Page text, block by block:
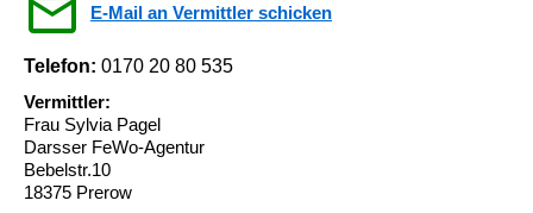
E-Mail an Vermittler schicken
Telefon: 0170 20 80 535
Vermittler:
Frau Sylvia Pagel
Darsser FeWo-Agentur
Bebelstr.10
18375 Prerow